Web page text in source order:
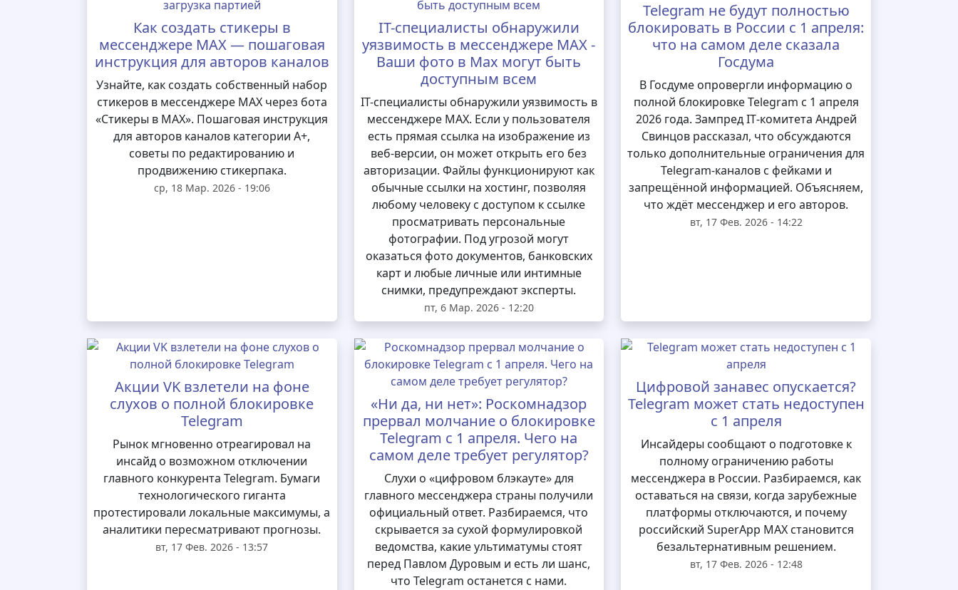
Как создать стикеры в
мессенджере MAX — пошаговая
инструкция для авторов каналов
Узнайте, как создать собственный набор
стикеров в мессенджере MAX через бота
«Стикеры в MAX». Пошаговая инструкция
для авторов каналов категории А+,
советы по редактированию и
продвижению стикерпака.
ср, 18 Мар. 2026 - 19:06
IT-специалисты обнаружили
уязвимость в мессенджере MAX -
Ваши фото в Max могут быть
доступным всем
IT-специалисты обнаружили уязвимость в
мессенджере MAX. Если у пользователя
есть прямая ссылка на изображение из
веб-версии, он может открыть его без
авторизации. Файлы функционируют как
обычные ссылки на хостинг, позволяя
любому человеку с доступом к ссылке
просматривать персональные
фотографии. Под угрозой могут
оказаться фото документов, банковских
карт и любые личные или интимные
снимки, предупреждают эксперты.
пт, 6 Мар. 2026 - 12:20
Telegram не будут полностью
блокировать в России с 1 апреля:
что на самом деле сказала
Госдума
В Госдуме опровергли информацию о
полной блокировке Telegram с 1 апреля
2026 года. Зампред IT‑комитета Андрей
Свинцов рассказал, что обсуждаются
только дополнительные ограничения для
Telegram‑каналов с фейками и
запрещённой информацией. Объясняем,
что ждёт мессенджер и его авторов.
вт, 17 Фев. 2026 - 14:22
Акции VK взлетели на фоне
слухов о полной блокировке
Telegram
Рынок мгновенно отреагировал на
инсайд о возможном отключении
главного конкурента Telegram. Бумаги
технологического гиганта
протестировали локальные максимумы, а
аналитики пересматривают прогнозы.
вт, 17 Фев. 2026 - 13:57
«Ни да, ни нет»: Роскомнадзор
прервал молчание о блокировке
Telegram с 1 апреля. Чего на
самом деле требует регулятор?
Слухи о «цифровом блэкауте» для
главного мессенджера страны получили
официальный ответ. Разбираемся, что
скрывается за сухой формулировкой
ведомства, какие ультиматумы стоят
перед Павлом Дуровым и есть ли шанс,
что Telegram останется с нами.
Цифровой занавес опускается?
Telegram может стать недоступен
с 1 апреля
Инсайдеры сообщают о подготовке к
полному ограничению работы
мессенджера в России. Разбираемся, как
оставаться на связи, когда зарубежные
платформы отключаются, и почему
российский SuperApp MAX становится
безальтернативным решением.
вт, 17 Фев. 2026 - 12:48